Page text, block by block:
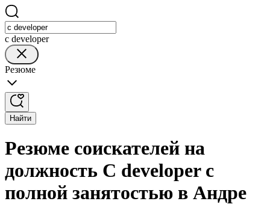
c developer
Резюме
Найти
Резюме соискателей на
должность C developer с
полной занятостью в Андре